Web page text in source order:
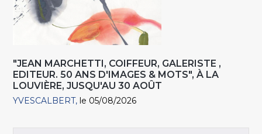
"JEAN MARCHETTI, COIFFEUR, GALERISTE ,
EDITEUR. 50 ANS D'IMAGES & MOTS", À LA
LOUVIÈRE, JUSQU'AU 30 AOÛT
YVESCALBERT le 05/08/2026